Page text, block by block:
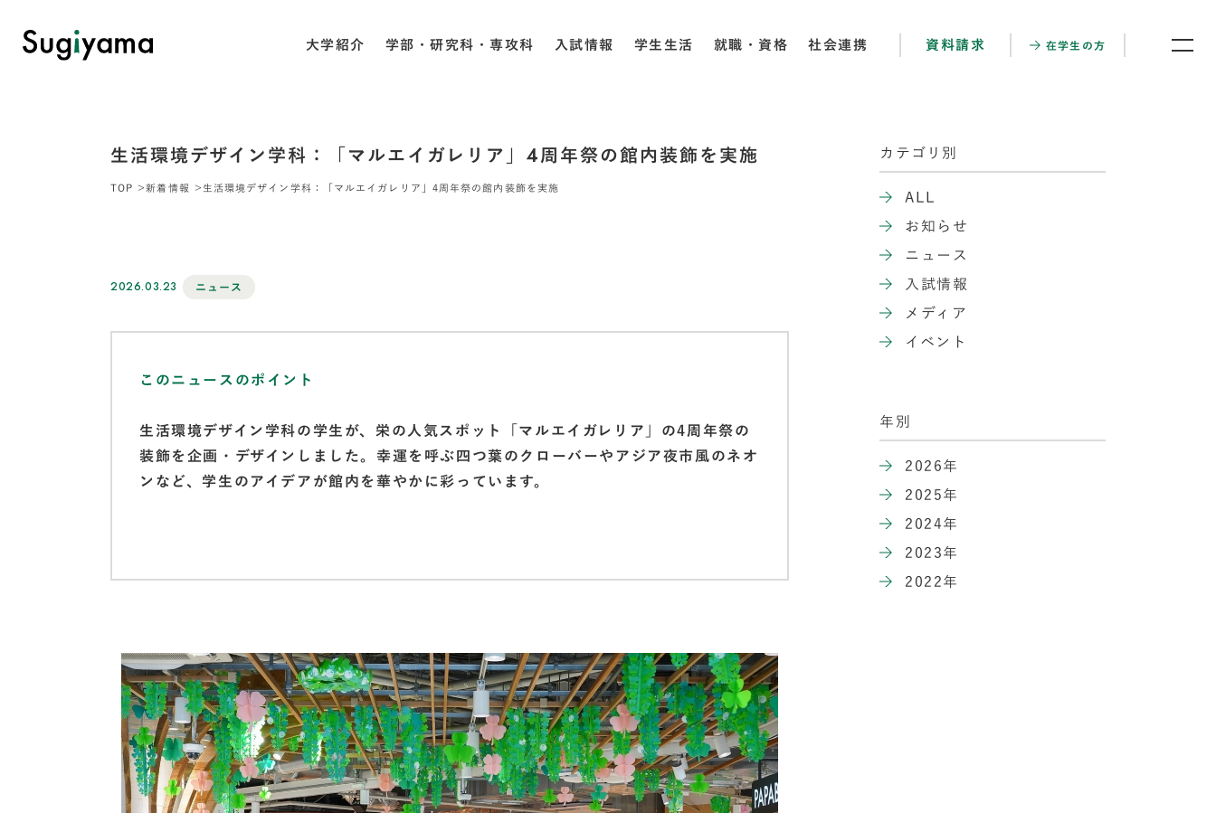
大学紹介 学部・研究科・専攻科 入試情報 学生生活 就職・資格 社会連携 資料請求 在学生の方
生活環境デザイン学科：「マルエイガレリア」4周年祭の館内装飾を実施
TOP 新着情報 生活環境デザイン学科：「マルエイガレリア」4周年祭の館内装飾を実施
2026.03.23 ニュース
このニュースのポイント
生活環境デザイン学科の学生が、栄の人気スポット「マルエイガレリア」の4周年祭の
装飾を企画・デザインしました。幸運を呼ぶ四つ葉のクローバーやアジア夜市風のネオ
ンなど、学生のアイデアが館内を華やかに彩っています。
カテゴリ別
ALL
お知らせ
ニュース
入試情報
メディア
イベント
年別
2026年
2025年
2024年
2023年
2022年